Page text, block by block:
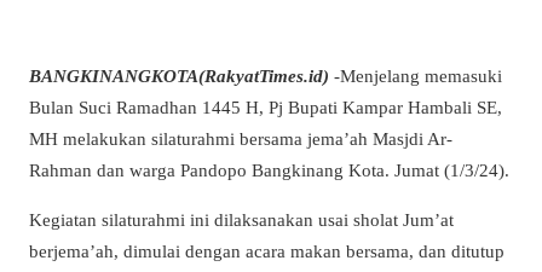
BANGKINANGKOTA(RakyatTimes.id) -Menjelang memasuki
Bulan Suci Ramadhan 1445 H, Pj Bupati Kampar Hambali SE,
MH melakukan silaturahmi bersama jema’ah Masjdi Ar-
Rahman dan warga Pandopo Bangkinang Kota. Jumat (1/3/24).
Kegiatan silaturahmi ini dilaksanakan usai sholat Jum’at
berjema’ah, dimulai dengan acara makan bersama, dan ditutup